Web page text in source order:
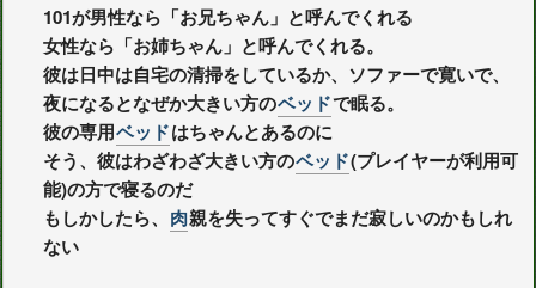
101が男性なら「お兄ちゃん」と呼んでくれる
女性なら「お姉ちゃん」と呼んでくれる。
彼は日中は自宅の清掃をしているか、ソファーで寛いで、
夜になるとなぜか大きい方のベッドで眠る。
彼の専用ベッドはちゃんとあるのに
そう、彼はわざわざ大きい方のベッド(プレイヤーが利用可
能)の方で寝るのだ
もしかしたら、 肉親を失ってすぐでまだ寂しいのかもしれ
ない